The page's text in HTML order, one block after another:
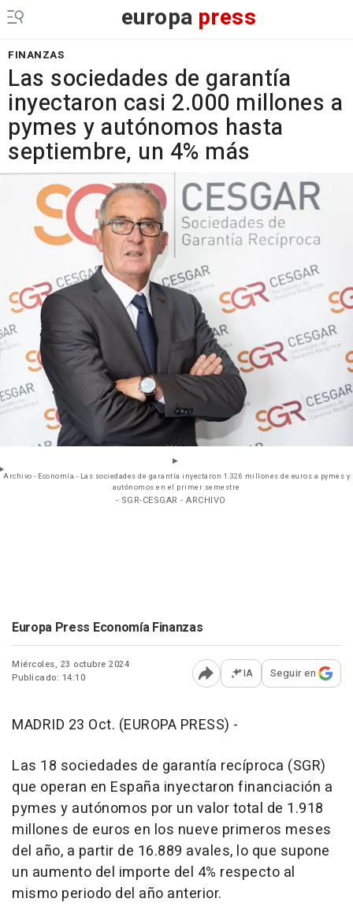
europa press
FINANZAS
Las sociedades de garantía
inyectaron casi 2.000 millones a
pymes y autónomos hasta
septiembre, un 4% más
Archivo - Economía.- Las sociedades de garantía inyectaron 1.326 millones de euros a pymes y
autónomos en el primer semestre
- SGR-CESGAR - ARCHIVO
Europa Press Economía Finanzas
Miércoles, 23 octubre 2024
Publicado: 14:10
Abrir opciones para
IA Seguir en
MADRID 23 Oct. (EUROPA PRESS) -
Las 18 sociedades de garantía recíproca (SGR)
que operan en España inyectaron financiación a
pymes y autónomos por un valor total de 1.918
millones de euros en los nueve primeros meses
del año, a partir de 16.889 avales, lo que supone
un aumento del importe del 4% respecto al
mismo periodo del año anterior.